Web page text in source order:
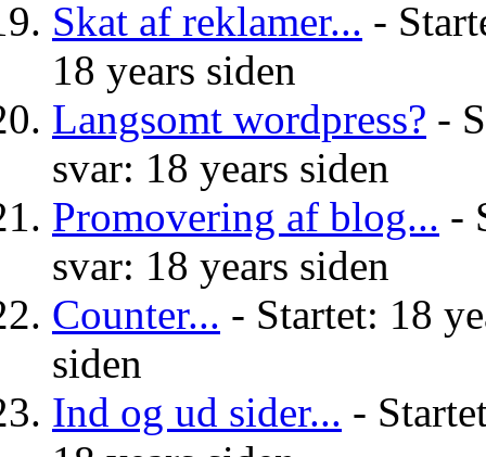
Skat af reklamer... -
18 years siden
Langsomt wordpress? -
svar: 18 years siden
Promovering af blog... -
svar: 18 years siden
Counter... - Startet: 18
siden
Ind og ud sider... -